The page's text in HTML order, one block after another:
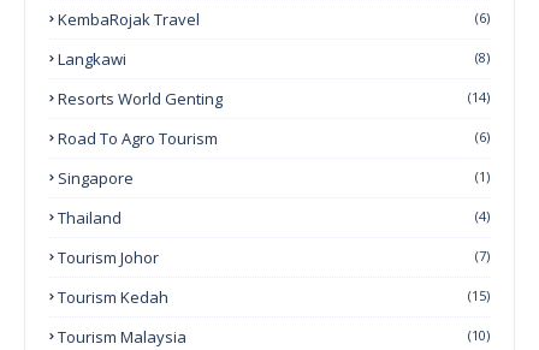
KembaRojak Travel (6)
Langkawi (8)
Resorts World Genting (14)
Road To Agro Tourism (6)
Singapore (1)
Thailand (4)
Tourism Johor (7)
Tourism Kedah (15)
Tourism Malaysia (10)